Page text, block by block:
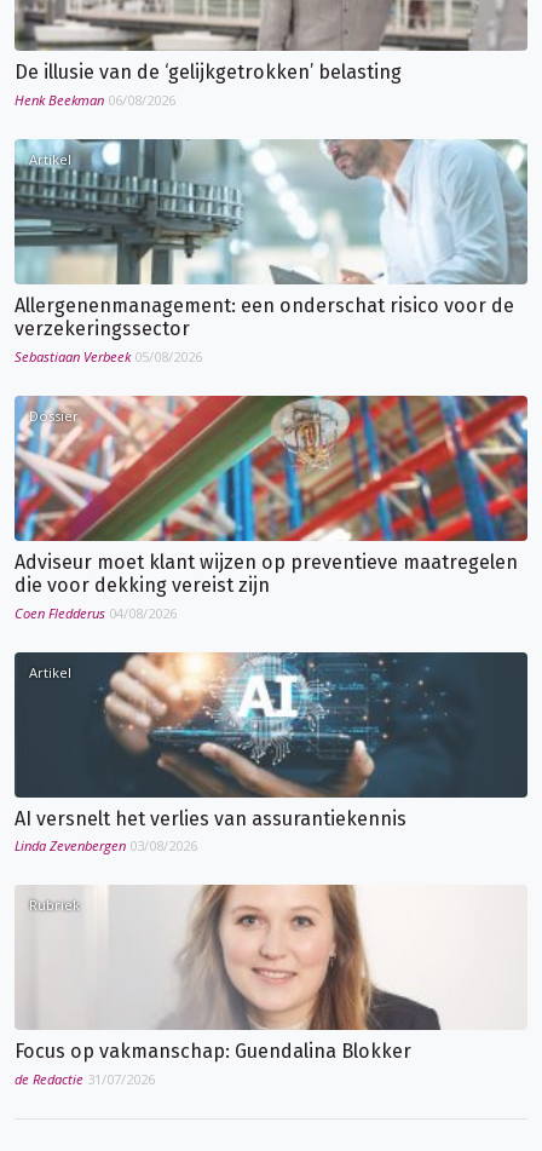
De illusie van de ‘gelijkgetrokken’ belasting
Henk Beekman 06/08/2026
Artikel
Allergenenmanagement: een onderschat risico voor de
verzekeringssector
Sebastiaan Verbeek 05/08/2026
Dossier
Adviseur moet klant wijzen op preventieve maatregelen
die voor dekking vereist zijn
Coen Fledderus 04/08/2026
Artikel
AI versnelt het verlies van assurantiekennis
Linda Zevenbergen 03/08/2026
Rubriek
Focus op vakmanschap: Guendalina Blokker
de Redactie 31/07/2026